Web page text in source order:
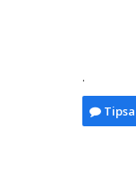
.
Tipsa